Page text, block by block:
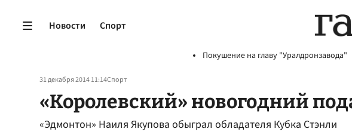
Новости Спорт
Покушение на главу "Уралдронзавода"
31 декабря 2014 11:14Спорт
«Королевский» новогодний
«Эдмонтон» Наиля Якупова обыграл обладателя Кубка Стэнли